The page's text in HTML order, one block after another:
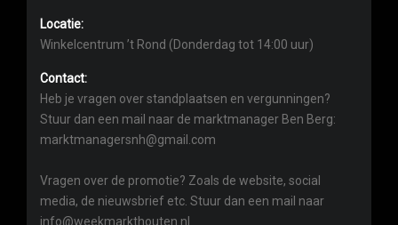
Locatie:
Winkelcentrum ’t Rond (Donderdag tot 14:00 uur)
Contact:
Heb je vragen over standplaatsen en vergunningen?
Stuur dan een mail naar de marktmanager Ben Berg:
marktmanagersnh@gmail.com
Vragen over de promotie? Zoals de website, social
media, de nieuwsbrief etc. Stuur dan een mail naar
info@weekmarkthouten.nl